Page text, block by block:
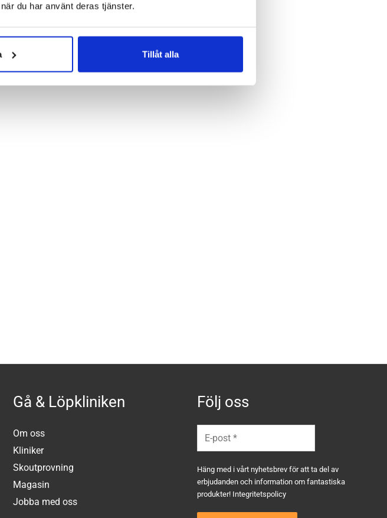
du har använt deras tjänster.
Tillåt alla
Gå & Löpkliniken
Om oss
Kliniker
Skoutprovning
Magasin
Jobba med oss
Följ oss
Häng med i vårt nyhetsbrev för att ta del av
erbjudanden och information om fantastiska
produkter! Integritetspolicy